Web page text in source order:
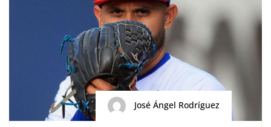
José Ángel Rodríguez